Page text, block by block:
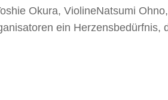
Okura, ViolineNatsumi
ein Herzensbedürfnis,